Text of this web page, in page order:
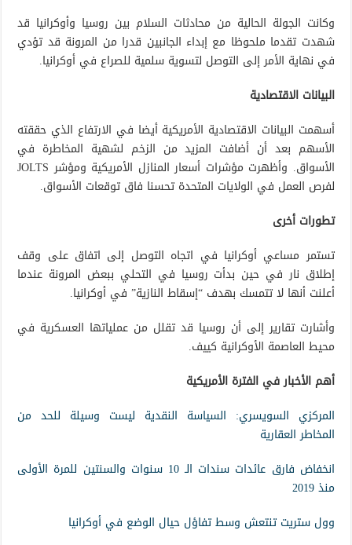
وكانت الجولة الحالية من محادثات السلام بين روسيا وأوكرانيا قد
شهدت تقدما ملحوظا مع إبداء الجانبين قدرا من المرونة قد تؤدي
في نهاية الأمر إلى التوصل لتسوية سلمية للصراع في أوكرانيا.
البيانات الاقتصادية
أسهمت البيانات الاقتصادية الأمريكية أيضا في الارتفاع الذي حققته
الأسهم بعد أن أضافت المزيد من الزخم لشهية المخاطرة في
الأسواق. وأظهرت مؤشرات أسعار المنازل الأمريكية ومؤشر JOLTS
لفرص العمل في الولايات المتحدة تحسنا فاق توقعات الأسواق.
تطورات أخرى
تستمر مساعي أوكرانيا في اتجاه التوصل إلى اتفاق على وقف
إطلاق نار في حين بدأت روسيا في التحلي ببعض المرونة عندما
أعلنت أنها لا تتمسك بهدف “إسقاط النازية” في أوكرانيا.
وأشارت تقارير إلى أن روسيا قد تقلل من عملياتها العسكرية في
محيط العاصمة الأوكرانية كييف.
أهم الأخبار في الفترة الأمريكية
المركزي السويسري: السياسة النقدية ليست وسيلة للحد من
المخاطر العقارية
انخفاض فارق عائدات سندات الـ 10 سنوات والسنتين للمرة الأولى
منذ 2019
وول ستريت تنتعش وسط تفاؤل حيال الوضع في أوكرانيا